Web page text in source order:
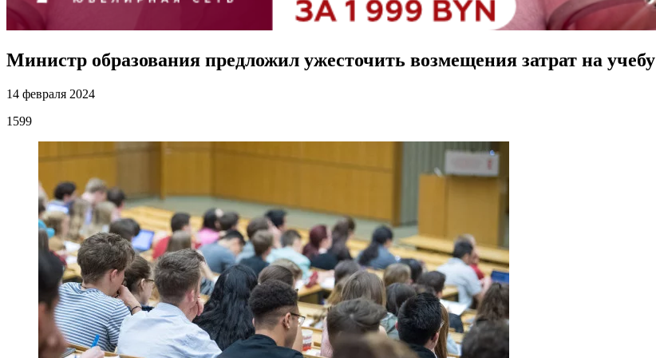
Министр образования предложил ужесточить возмещения затрат на учебу
14 февраля 2024
1599